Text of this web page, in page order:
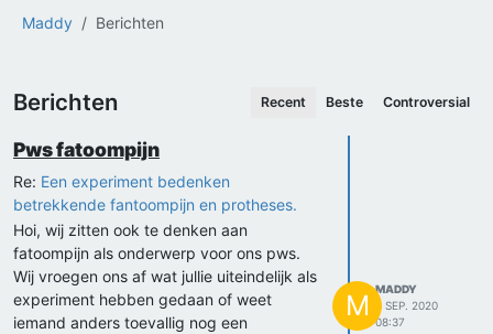
Maddy Berichten
Berichten Recent Beste Controversial
Pws fatoompijn
Re: Een experiment bedenken
betrekkende fantoompijn en protheses.
Hoi, wij zitten ook te denken aan
fatoompijn als onderwerp voor ons pws.
Wij vroegen ons af wat jullie uiteindelijk als
experiment hebben gedaan of weet
iemand anders toevallig nog een
M MADDY
3 SEP. 2020
08:37